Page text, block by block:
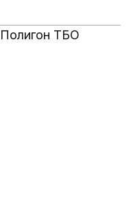
Полигон ТБО